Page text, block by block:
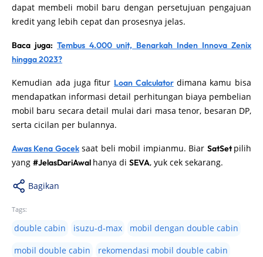
dapat membeli mobil baru dengan persetujuan pengajuan
kredit yang lebih cepat dan prosesnya jelas.
Baca juga: Tembus 4.000 unit, Benarkah Inden Innova Zenix
hingga 2023?
Kemudian ada juga fitur Loan Calculator dimana kamu bisa
mendapatkan informasi detail perhitungan biaya pembelian
mobil baru secara detail mulai dari masa tenor, besaran DP,
serta cicilan per bulannya.
Awas Kena Goceksaat beli mobil impianmu. Biar SatSetpilih
yang #JelasDariAwal hanya di SEVA, yuk cek sekarang.
Bagikan
Tags:
double cabin isuzu-d-max
mobil dengan double cabin
mobil double cabin
rekomendasi mobil double cabin